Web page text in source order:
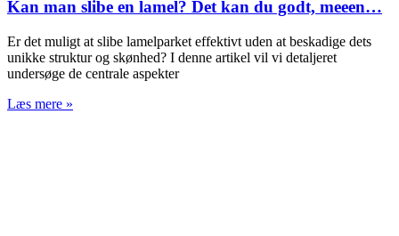
Kan man slibe en lamel? Det kan du godt, meeen…
Er det muligt at slibe lamelparket effektivt uden at beskadige dets
unikke struktur og skønhed? I denne artikel vil vi detaljeret
undersøge de centrale aspekter
Læs mere »